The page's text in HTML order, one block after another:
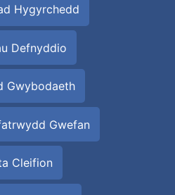
Hygyrchedd
Defnyddio
Gwybodaeth
Gwefan
Cleifion